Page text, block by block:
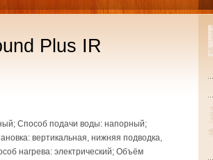
Plus IR
Способ подачи воды: напорный;
вертикальная, нижняя подводка,
нагрева: электрический; Объём